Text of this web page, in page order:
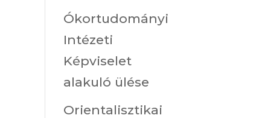
Ókortudományi
Intézeti
Képviselet
alakuló ülése
Orientalisztikai